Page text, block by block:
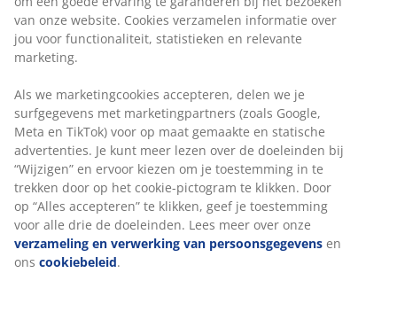
alleen tuinstoelen, tuintafels en loungesets. Op dagen dat de
zon te fel of te heet wordt, kun je voor schaduw zorgen met
een parasol, luifel of zonnescherm van JYSK. Onze
zonneschermen worden verkocht met motor en zijn
Vergeet niet een parasolvoet te kopen om je parasol stabiel te
houden.
In ons tuinassortiment vind je ook heel wat interieurartikelen
zoals tuinpotten, kussens, planten, kaarsen en lantaarns,
vuurkorven, buitenkleden, kussenboxen en solarlampen.
Deze laatste zijn niet alleen praktisch maar ook
energiebesparend.
Een goed uitgeruste kampeerder
van onze website. Cookies verzamelen informatie over
jou voor functionaliteit, statistieken en relevante
marketing.
Als we marketingcookies accepteren, delen we je
surfgegevens met marketingpartners (zoals Google,
Meta en TikTok) voor op maat gemaakte en statische
advertenties. Je kunt meer lezen over de doeleinden bij
“Wijzigen” en ervoor kiezen om je toestemming in te
trekken door op het cookie-pictogram te klikken. Door
op “Alles accepteren” te klikken, geef je toestemming
voor alle drie de doeleinden. Lees meer over onze
verzameling en verwerking van persoonsgegevens en
ons cookiebeleid.